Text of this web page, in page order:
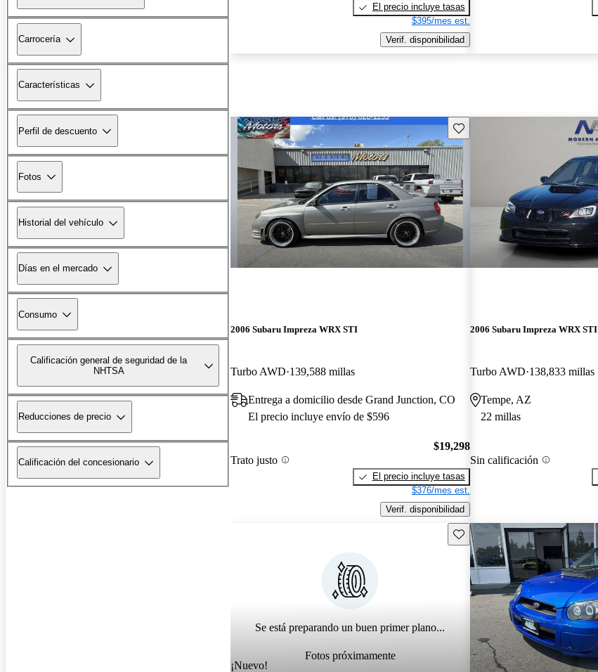
Carrocería
Características
Perfil de descuento
Fotos
Historial del vehículo
Días en el mercado
Consumo
Calificación general de seguridad de la
NHTSA
Reducciones de precio
Calificación del concesionario
El precio incluye tasas
$395/mes est.
Verif. disponibilidad
Guarda este Aviso
2006 Subaru Impreza WRX STI
Turbo AWD 139,588 millas
Entrega a domicilio desde Grand Junction, CO
El precio incluye envío de $596
Trato justo
$19,298
El precio incluye tasas
$376/mes est.
Verif. disponibilidad
2006 Subaru Impreza WRX STI
Turbo AWD 138,833 millas
Tempe, AZ
22 millas
Sin calificación
Se está preparando un buen primer plano...
Fotos próximamente
¡Nuevo!
Guarda este Aviso